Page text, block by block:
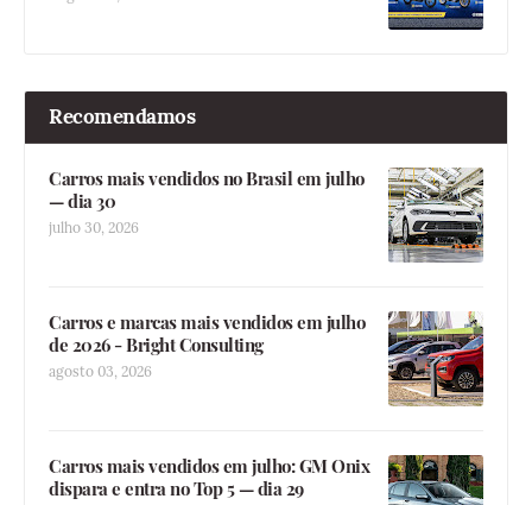
Recomendamos
Carros mais vendidos no Brasil em julho
— dia 30
julho 30, 2026
Carros e marcas mais vendidos em julho
de 2026 - Bright Consulting
agosto 03, 2026
Carros mais vendidos em julho: GM Onix
dispara e entra no Top 5 — dia 29